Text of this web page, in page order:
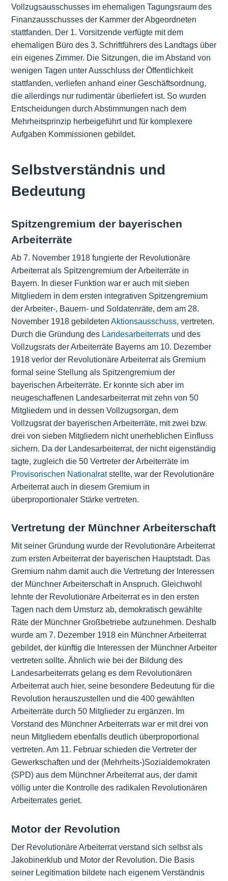
Vollzugsausschusses im ehemaligen Tagungsraum des
Finanzausschusses der Kammer der Abgeordneten
stattfanden. Der 1. Vorsitzende verfügte mit dem
ehemaligen Büro des 3. Schriftführers des Landtags über
ein eigenes Zimmer. Die Sitzungen, die im Abstand von
wenigen Tagen unter Ausschluss der Öffentlichkeit
stattfanden, verliefen anhand einer Geschäftsordnung,
die allerdings nur rudimentär überliefert ist. So wurden
Entscheidungen durch Abstimmungen nach dem
Mehrheitsprinzip herbeigeführt und für komplexere
Aufgaben Kommissionen gebildet.
Selbstverständnis und
Bedeutung
Spitzengremium der bayerischen
Arbeiterräte
Ab 7. November 1918 fungierte der Revolutionäre
Arbeiterrat als Spitzengremium der Arbeiterräte in
Bayern. In dieser Funktion war er auch mit sieben
Mitgliedern in dem ersten integrativen Spitzengremium
der Arbeiter-, Bauern- und Soldatenräte, dem am 28.
November 1918 gebildeten Aktionsausschuss, vertreten.
Durch die Gründung des Landesarbeiterratsund des
Vollzugsrats der Arbeiterräte Bayernsam 10. Dezember
1918 verlor der Revolutionäre Arbeiterrat als Gremium
formal seine Stellung als Spitzengremium der
bayerischen Arbeiterräte. Er konnte sich aber im
neugeschaffenen Landesarbeiterrat mit zehn von 50
Mitgliedern und in dessen Vollzugsorgan, dem
Vollzugsrat der bayerischen Arbeiterräte, mit zwei bzw.
drei von sieben Mitgliedern nicht unerheblichen Einfluss
sichern. Da der Landesarbeiterrat, der nicht eigenständig
tagte, zugleich die 50 Vertreter der Arbeiterräte im
Provisorischen Nationalratstellte, war der Revolutionäre
Arbeiterrat auch in diesem Gremium in
überproportionaler Stärke vertreten.
Vertretung der Münchner Arbeiterschaft
Mit seiner Gründung wurde der Revolutionäre Arbeiterrat
zum ersten Arbeiterrat der bayerischen Hauptstadt. Das
Gremium nahm damit auch die Vertretung der Interessen
der Münchner Arbeiterschaft in Anspruch. Gleichwohl
lehnte der Revolutionäre Arbeiterrat es in den ersten
Tagen nach dem Umsturz ab, demokratisch gewählte
Räte der Münchner Großbetriebe aufzunehmen. Deshalb
wurde am 7. Dezember 1918 ein Münchner Arbeiterrat
gebildet, der künftig die Interessen der Münchner Arbeiter
vertreten sollte. Ähnlich wie bei der Bildung des
Landesarbeiterrats gelang es dem Revolutionären
Arbeiterrat auch hier, seine besondere Bedeutung für die
Revolution herauszustellen und die 400 gewählten
Arbeiterräte durch 50 Mitglieder zu ergänzen. Im
Vorstand des Münchner Arbeiterrats war er mit drei von
neun Mitgliedern ebenfalls deutlich überproportional
vertreten. Am 11. Februar schieden die Vertreter der
Gewerkschaften und der (Mehrheits-)Sozialdemokraten
(SPD)aus dem Münchner Arbeiterrat aus, der damit
völlig unter die Kontrolle des radikalen Revolutionären
Arbeiterrates geriet.
Motor der Revolution
Der Revolutionäre Arbeiterrat verstand sich selbst als
Jakobinerklub und Motor der Revolution. Die Basis
seiner Legitimation bildete nach eigenem Verständnis